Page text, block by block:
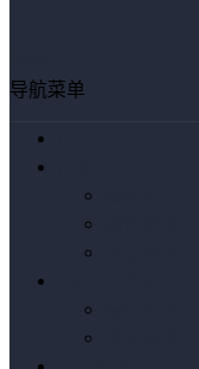
导航菜单